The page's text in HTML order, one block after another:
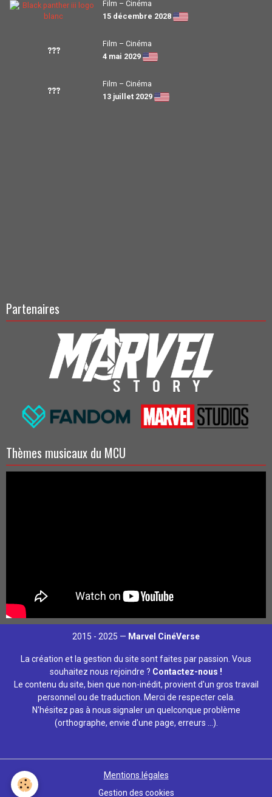
Film – Cinéma
15 décembre 2028
???
Film – Cinéma
4 mai 2029
???
Film – Cinéma
13 juillet 2029
Partenaires
Thèmes musicaux du MCU
2015 - 2025 — Marvel CinéVerse
La création et la gestion du site sont faites par passion. Vous
souhaitez nous rejoindre ? Contactez-nous !
Le contenu du site, bien que non-inédit, provient d'un gros travail
personnel ou de traduction. Merci de respecter cela.
N'hésitez pas à nous signaler un quelconque problème
(orthographe, envie d'une page, erreurs ...).
Mentions légales
Gestion des cookies